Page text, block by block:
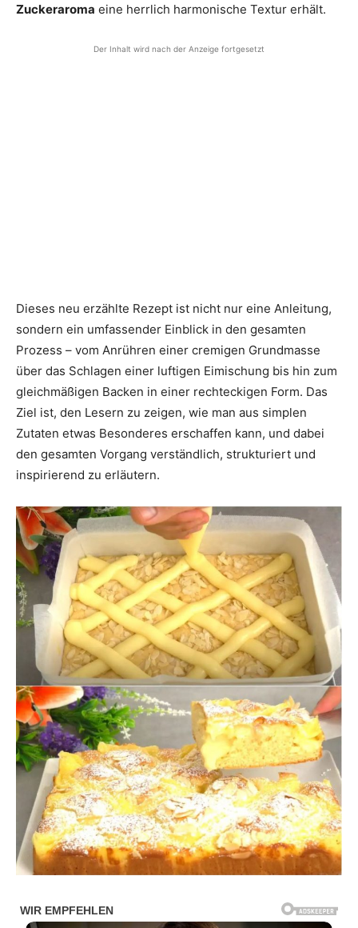
Zuckeraroma eine herrlich harmonische Textur erhält.
Der Inhalt wird nach der Anzeige fortgesetzt
Dieses neu erzählte Rezept ist nicht nur eine Anleitung,
sondern ein umfassender Einblick in den gesamten
Prozess – vom Anrühren einer cremigen Grundmasse
über das Schlagen einer luftigen Eimischung bis hin zum
gleichmäßigen Backen in einer rechteckigen Form. Das
Ziel ist, den Lesern zu zeigen, wie man aus simplen
Zutaten etwas Besonderes erschaffen kann, und dabei
den gesamten Vorgang verständlich, strukturiert und
inspirierend zu erläutern.